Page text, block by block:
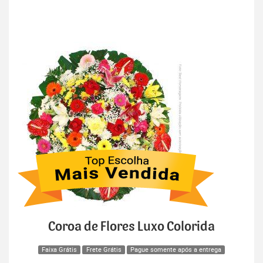
Coroa de Flores Luxo Colorida
Faixa Grátis Frete Grátis Pague somente após a entrega